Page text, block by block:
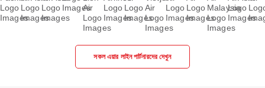
সকল এয়ার লাইন পার্টনারদের দেখুন